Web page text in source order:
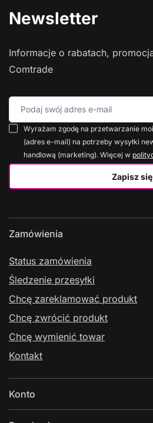
Newsletter
Informacje o rabatach,
Comtrade
Podaj swój adres e-mail
Zapisz się
Wyrażam zgodę na przetwarzanie
(adres e-mail) na potrzeby wysyłki
handlową (marketing). Więcej w
Zamówienia
Status zamówienia
Śledzenie przesyłki
Chcę zareklamować produkt
Chcę zwrócić produkt
Chcę wymienić towar
Kontakt
Konto